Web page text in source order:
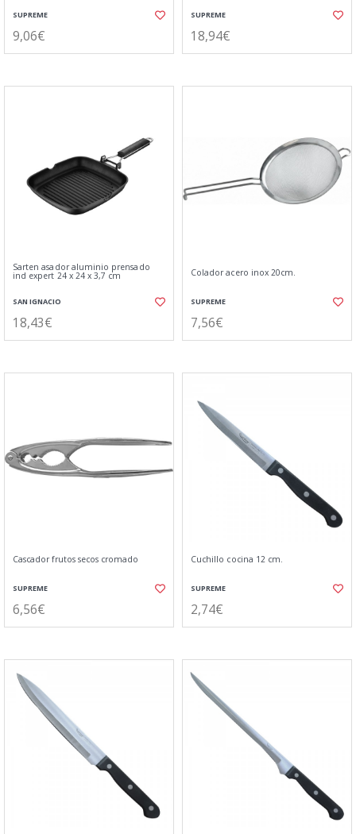
SUPREME
9,06€
SUPREME
18,94€
Sarten asador aluminio prensado
ind expert 24 x 24 x 3,7 cm
SAN IGNACIO
18,43€
Colador acero inox 20cm.
SUPREME
7,56€
Cascador frutos secos cromado
SUPREME
6,56€
Cuchillo cocina 12 cm.
SUPREME
2,74€